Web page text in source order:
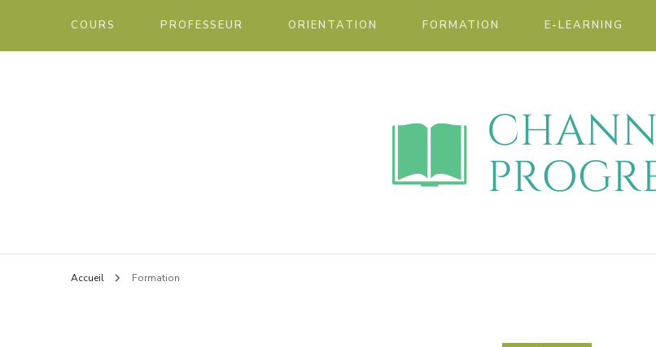
COURS PROFESSEUR ORIENTATION FORMATION E-LEARNING
Accueil Formation